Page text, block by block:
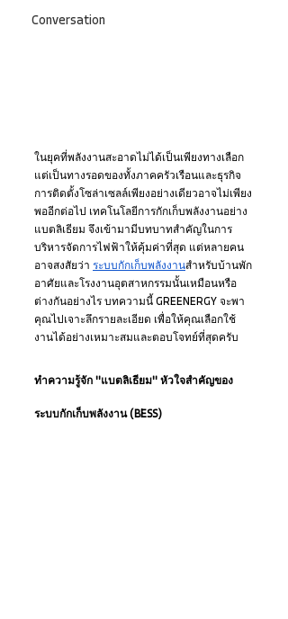
Conversation
ในยุคที่พลังงานสะอาดไม่ได้เป็นเพียงทางเลือก
แต่เป็นทางรอดของทั้งภาคครัวเรือนและธุรกิจ
การติดตั้งโซล่าเซลล์เพียงอย่างเดียวอาจไม่เพียง
พออีกต่อไป เทคโนโลยีการกักเก็บพลังงานอย่าง
แบตลิเธียม จึงเข้ามามีบทบาทสำคัญในการ
บริหารจัดการไฟฟ้าให้คุ้มค่าที่สุด แต่หลายคน
อาจสงสัยว่า ระบบกักเก็บพลังงานสำหรับบ้านพัก
อาศัยและโรงงานอุตสาหกรรมนั้นเหมือนหรือ
ต่างกันอย่างไร บทความนี้ GREENERGY จะพา
คุณไปเจาะลึกรายละเอียด เพื่อให้คุณเลือกใช้
งานได้อย่างเหมาะสมและตอบโจทย์ที่สุดครับ
ทำความรู้จัก "แบตลิเธียม" หัวใจสำคัญของ
ระบบกักเก็บพลังงาน (BESS)